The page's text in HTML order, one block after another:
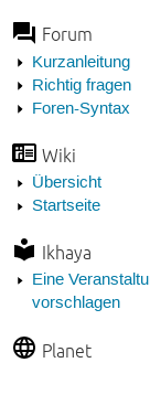
Forum
Kurzanleitung
Richtig fragen
Foren-Syntax
Wiki
Übersicht
Startseite
Ikhaya
Eine
vorschlagen
Planet